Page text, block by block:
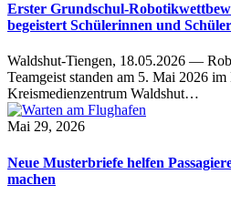
Erster Grundschul-
begeistert Schülerinnen und Schüler
Waldshut-Tiengen, 18.05.2026 —
Teamgeist standen am 5. Mai 2026
Kreismedienzentrum Waldshut…
Mai 29, 2026
Neue Musterbriefe helfen
machen